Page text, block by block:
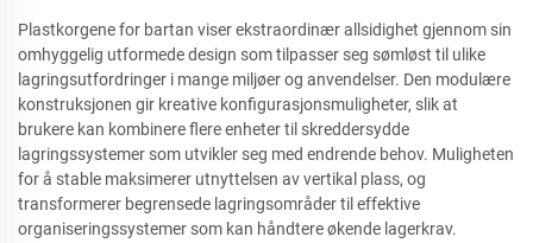
Plastkorgene for bartan viser ekstraordinær allsidighet gjennom sin
omhyggelig utformede design som tilpasser seg sømløst til ulike
lagringsutfordringer i mange miljøer og anvendelser. Den modulære
konstruksjonen gir kreative konfigurasjonsmuligheter, slik at
brukere kan kombinere flere enheter til skreddersydde
lagringssystemer som utvikler seg med endrende behov. Muligheten
for å stable maksimerer utnyttelsen av vertikal plass, og
transformerer begrensede lagringsområder til effektive
organiseringssystemer som kan håndtere økende lagerkrav.